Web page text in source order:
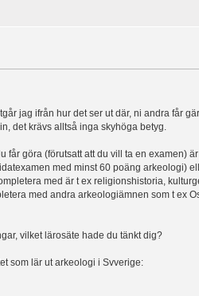
jag ifrån hur det ser ut där, ni andra får
det krävs alltså inga skyhöga betyg.
får göra (förutsatt att du vill ta en examen)
med minst 60 poäng arkeologi)
med är t ex religionshistoria,
med andra arkeologiämnen som t ex
vilket lärosäte hade du tänkt dig?
som lär ut arkeologi i Svverige: